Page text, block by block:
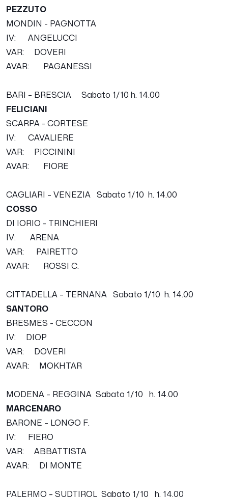
PEZZUTO
MONDIN - PAGNOTTA
IV: ANGELUCCI
VAR: DOVERI
AVAR: PAGANESSI
BARI – BRESCIA Sabato 1 /10 h. 14.00
FELICIANI
SCARPA - CORTESE
IV: CAVALIERE
VAR: PICCININI
AVAR: FIORE
CAGLIARI – VENEZIA Sabato 1 /10
h. 14.00
COSSO
DI IORIO - TRINCHIERI
IV: ARENA
VAR: PAIRETTO
AVAR: ROSSI C.
CITTADELLA – TERNANA Sabato 1 /10
h. 14.00
SANTORO
BRESMES - CECCON
IV: DIOP
VAR: DOVERI
AVAR: MOKHTAR
MODENA – REGGINA Sabato 1 /10
h. 14.00
MARCENARO
BARONE – LONGO F.
IV: FIERO
VAR: ABBATTISTA
AVAR: DI MONTE
PALERMO – SUDTIROL Sabato 1 /10 h. 14.00